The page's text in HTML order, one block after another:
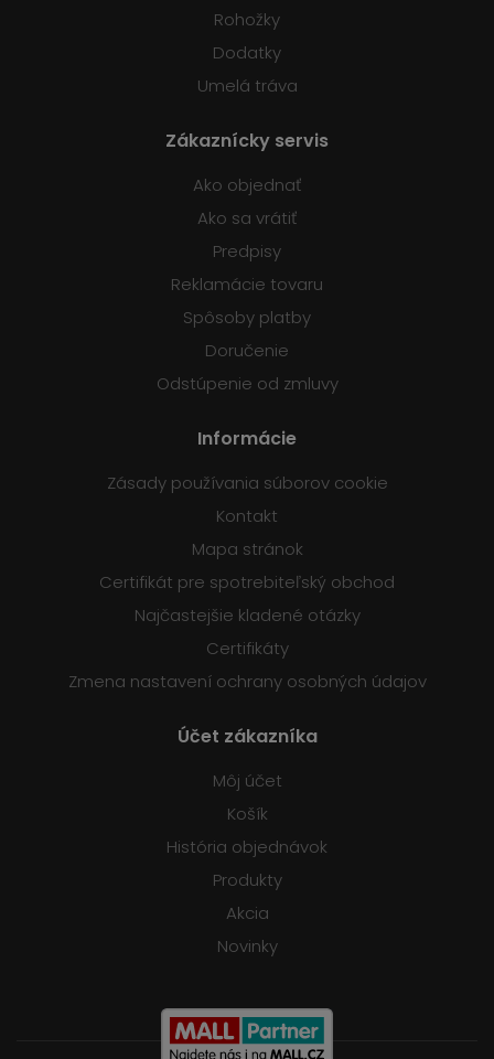
Rohožky
Dodatky
Umelá tráva
Zákaznícky servis
Ako objednať
Ako sa vrátiť
Predpisy
Reklamácie tovaru
Spôsoby platby
Doručenie
Odstúpenie od zmluvy
Informácie
Zásady používania súborov cookie
Kontakt
Mapa stránok
Certifikát pre spotrebiteľský obchod
Najčastejšie kladené otázky
Certifikáty
Zmena nastavení ochrany osobných údajov
Účet zákazníka
Môj účet
Košík
História objednávok
Produkty
Akcia
Novinky